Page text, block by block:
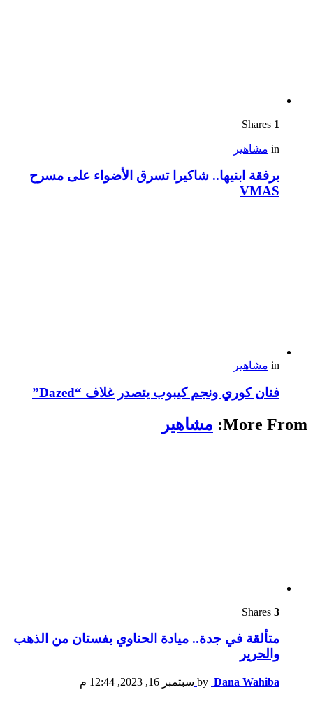
1
in مشاهير
برفقة ابنيها.. شاكيرا تسرق الأضواء على مسرح
VMAS
in مشاهير
فنان كوري ونجم كيبوب يتصدر غلاف “Dazed”
More From: مشاهير
3
متألقة في جدة.. ميادة الحناوي بفستان من الذهب
والحرير
by Dana Wahiba سبتمبر 16, 2023, 12:44 م